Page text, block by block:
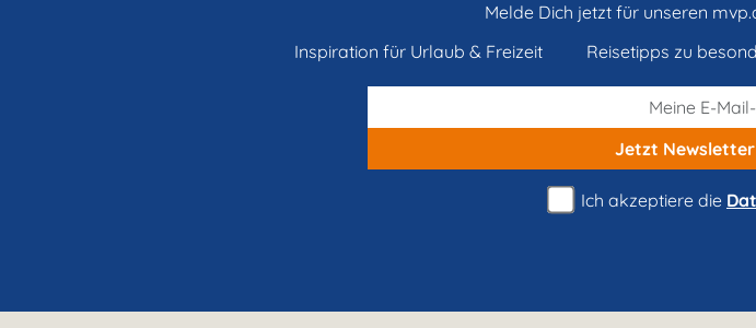
Melde Dich jetzt für unseren
Inspiration für Urlaub & Freizeit
Reisetipps zu
Jetzt Newsletter
Ich akzeptiere die